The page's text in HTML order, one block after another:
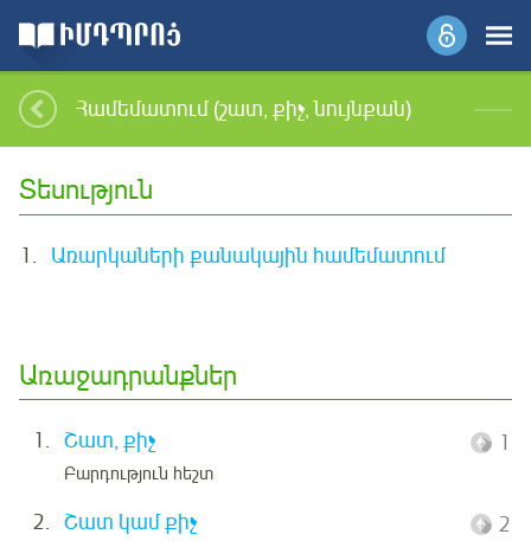
Համեմատում (շատ, քիչ, նույնքան)
Տեսություն
1. Առարկաների քանակային համեմատում
Առաջադրանքներ
1. Շատ, քիչ
Բարդություն հեշտ
1
2. Շատ կամ քիչ 2